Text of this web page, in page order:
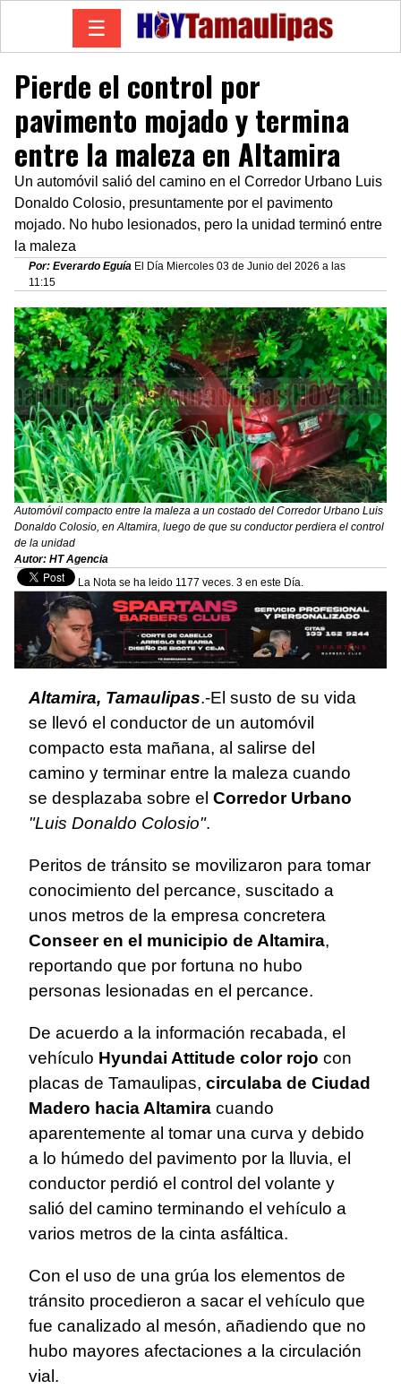
☰
Pierde el control por
pavimento mojado y termina
entre la maleza en Altamira
Un automóvil salió del camino en el Corredor Urbano Luis
Donaldo Colosio, presuntamente por el pavimento
mojado. No hubo lesionados, pero la unidad terminó entre
la maleza
Por: Everardo Eguía El Día Miercoles 03 de Junio del 2026 a las
11:15
Automóvil compacto entre la maleza a un costado del Corredor Urbano Luis
Donaldo Colosio, en Altamira, luego de que su conductor perdiera el control
de la unidad
Autor: HT Agencia
La Nota se ha leido 1177 veces. 3 en este Día.
Altamira, Tamaulipas.-El susto de su vida
se llevó el conductor de un automóvil
compacto esta mañana, al salirse del
camino y terminar entre la maleza cuando
se desplazaba sobre el Corredor Urbano
"Luis Donaldo Colosio".
Peritos de tránsito se movilizaron para tomar
conocimiento del percance, suscitado a
unos metros de la empresa concretera
Conseer en el municipio de Altamira,
reportando que por fortuna no hubo
personas lesionadas en el percance.
De acuerdo a la información recabada, el
vehículo Hyundai Attitude color rojo con
placas de Tamaulipas, circulaba de Ciudad
Madero hacia Altamira cuando
aparentemente al tomar una curva y debido
a lo húmedo del pavimento por la lluvia, el
conductor perdió el control del volante y
salió del camino terminando el vehículo a
varios metros de la cinta asfáltica.
Con el uso de una grúa los elementos de
tránsito procedieron a sacar el vehículo que
fue canalizado al mesón, añadiendo que no
hubo mayores afectaciones a la circulación
vial.